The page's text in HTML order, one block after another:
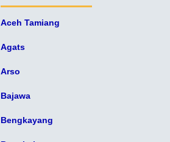
Aceh Tamiang
Agats
Arso
Bajawa
Bengkayang